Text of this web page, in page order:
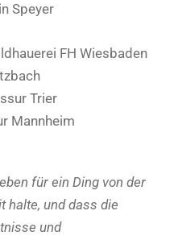
Speyer
FH Wiesbaden
Trier
Mannheim
für ein Ding von der
halte, und dass die
und